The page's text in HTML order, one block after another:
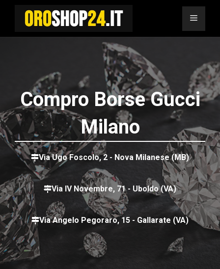
contenuto
Menu
Compro Borse Gucci
Milano
Via Ugo Foscolo, 2 - Nova Milanese (MB)
Via IV Novembre, 71 - Uboldo (VA)
Via Angelo Pegoraro, 15 - Gallarate (VA)